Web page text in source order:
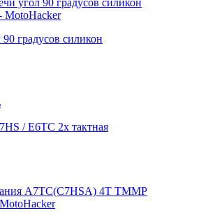
градусов силикон
/ E6TC 2х тактная